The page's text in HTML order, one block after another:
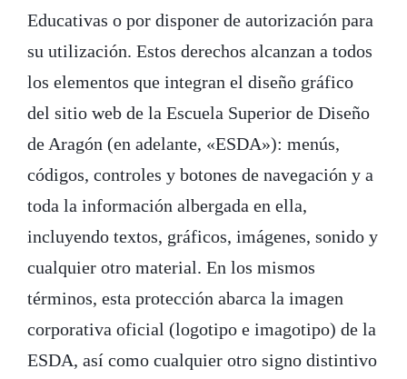
Educativas o por disponer de autorización para
su utilización. Estos derechos alcanzan a todos
los elementos que integran el diseño gráfico
del sitio web de la Escuela Superior de Diseño
de Aragón (en adelante, «ESDA»): menús,
códigos, controles y botones de navegación y a
toda la información albergada en ella,
incluyendo textos, gráficos, imágenes, sonido y
cualquier otro material. En los mismos
términos, esta protección abarca la imagen
corporativa oficial (logotipo e imagotipo) de la
ESDA, así como cualquier otro signo distintivo